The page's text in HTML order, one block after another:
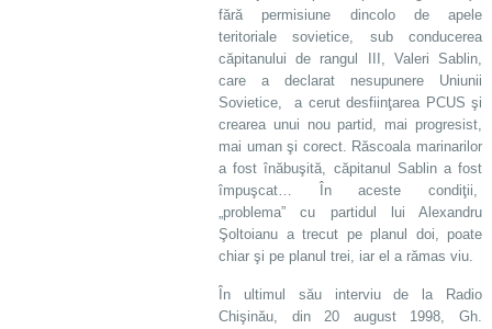
fără permisiune dincolo de apele
teritoriale sovietice, sub conducerea
căpitanului de rangul III, Valeri Sablin,
care a declarat nesupunere Uniunii
Sovietice, a cerut desfiinţarea PCUS şi
crearea unui nou partid, mai progresist,
mai uman şi corect. Răscoala marinarilor
a fost înăbuşită, căpitanul Sablin a fost
împuşcat… În aceste condiţii,
„problema” cu partidul lui Alexandru
Şoltoianu a trecut pe planul doi, poate
chiar şi pe planul trei, iar el a rămas viu.
În ultimul său interviu de la Radio
Chişinău, din 20 august 1998, Gh.